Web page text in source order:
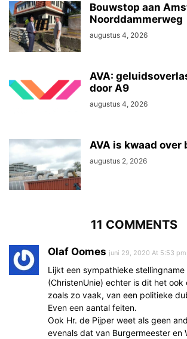
Bouwstop aan
Noorddammerweg
augustus 4, 2026
AVA:
door A9
augustus 4, 2026
AVA is kwaad over
augustus 2, 2026
11 COMMENTS
Olaf Oomes juni 29, 2020 At 5:53 pm
Lijkt een sympathieke
(ChristenUnie) echter is dit het ook
zoals zo vaak, van een politieke
Even een aantal feiten.
Ook Hr. de Pijper weet als geen
evenals dat van Burgermeester en